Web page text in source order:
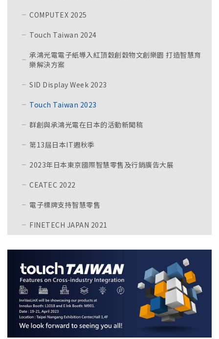
COMPUTEX 2025
Touch Taiwan 2024
承鴻光電電子紙導入紅頂穀創穀物文創樂園 打造智慧育
樂解決方案
SID Display Week 2023
Touch Taiwan 2023
群創與承鴻光電在日本的活動新聞稿
第13屆日本IT週秋季
2023年日本東京國際智慧零售及行銷廣告大展
CEATEC 2022
電子標牌支持智慧零售
FINETECH JAPAN 2021